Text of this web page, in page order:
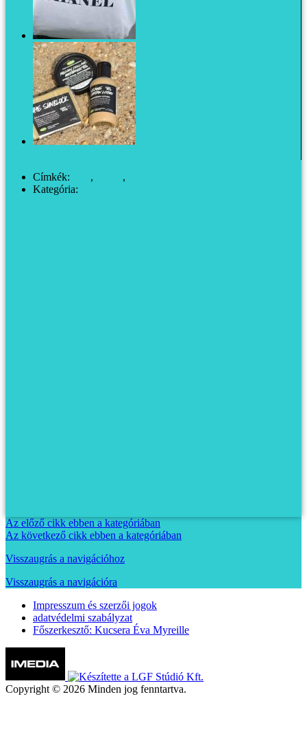
Címkék: , ,
Kategória:
Az előző cikk ebben a kategóriában
Az következő cikk ebben a kategóriában
Visszaugrás a navigációhoz
Visszaugrás a navigációra
Impresszum és szerzői jogok
adatvédelmi szabályzat
Főszerkesztő: Kucsera Éva Myreille
Copyright © 2026 Minden jog fenntartva.